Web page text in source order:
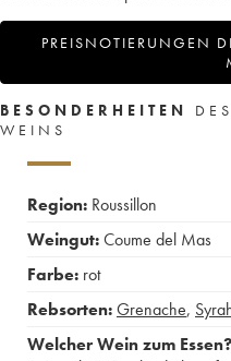
PREISNOTIERUNGEN
BESONDERHEITEN
WEINS
Region: Roussillon
Weingut:Coume del Mas
Farbe: rot
Rebsorten:Grenache,
Welcher Wein zum Essen?